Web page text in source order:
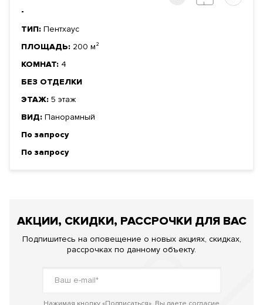
-
ТИП: Пентхаус
ПЛОЩАДЬ: 200 м²
КОМНАТ: 4
БЕЗ ОТДЕЛКИ
ЭТАЖ: 5 этаж
ВИД: Панорамный
По запросу
По запросу
АКЦИИ, СКИДКИ, РАССРОЧКИ ДЛЯ ВАС
Подпишитесь на оповещение о новых акциях, скидках,
рассрочках по данному объекту.